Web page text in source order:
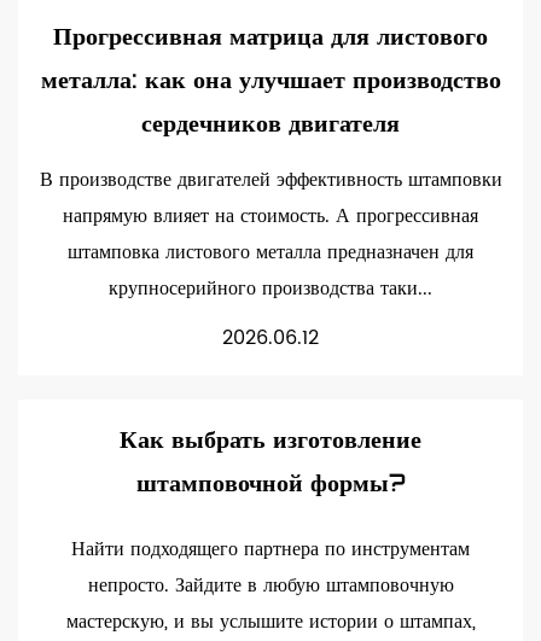
Прогрессивная матрица для листового
металла: как она улучшает производство
сердечников двигателя
В производстве двигателей эффективность штамповки
напрямую влияет на стоимость. А прогрессивная
штамповка листового металла предназначен для
крупносерийного производства таки...
2026.06.12
Как выбрать изготовление
штамповочной формы?
Найти подходящего партнера по инструментам
непросто. Зайдите в любую штамповочную
мастерскую, и вы услышите истории о штампах,